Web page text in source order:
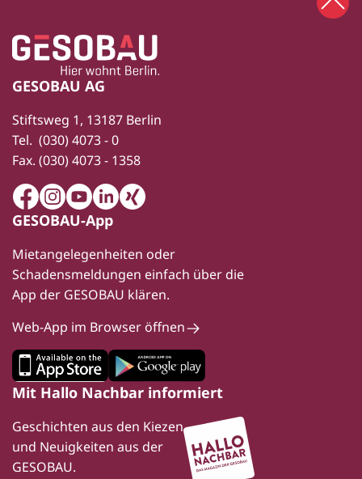
Fußbereich
Zur Startseite
GESOBAU AG
Stiftsweg 1, 13187 Berlin
Tel. (030) 4073 - 0
Fax. (030) 4073 - 1358
FacebookInstagram
YoutubeLinkedIn
Xing
GESOBAU-App
Mietangelegenheiten oder
Schadensmeldungen einfach über die
App der GESOBAU klären.
Web-App im Browser öffnen
Mit Hallo Nachbar informiert
Geschichten aus den Kiezen
und Neuigkeiten aus der
GESOBAU.